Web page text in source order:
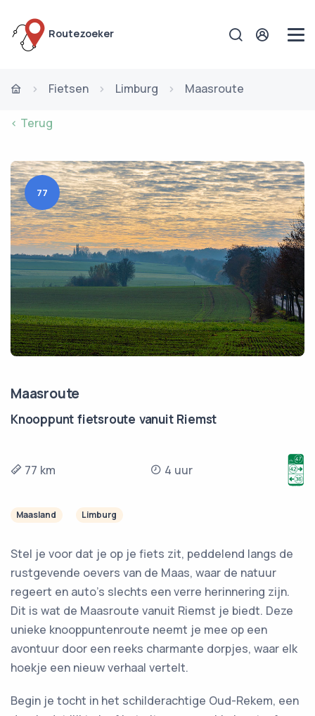
Routezoeker
Fietsen Limburg Maasroute
< Terug
77
Maasroute
Knooppunt fietsroute vanuit Riemst
77 km 4 uur
Maasland Limburg
Stel je voor dat je op je fiets zit, peddelend langs de
rustgevende oevers van de Maas, waar de natuur
regeert en auto's slechts een verre herinnering zijn.
Dit is wat de Maasroute vanuit Riemst je biedt. Deze
unieke knooppuntenroute neemt je mee op een
avontuur door een reeks charmante dorpjes, waar elk
hoekje een nieuw verhaal vertelt.
Begin je tocht in het schilderachtige Oud-Rekem, een